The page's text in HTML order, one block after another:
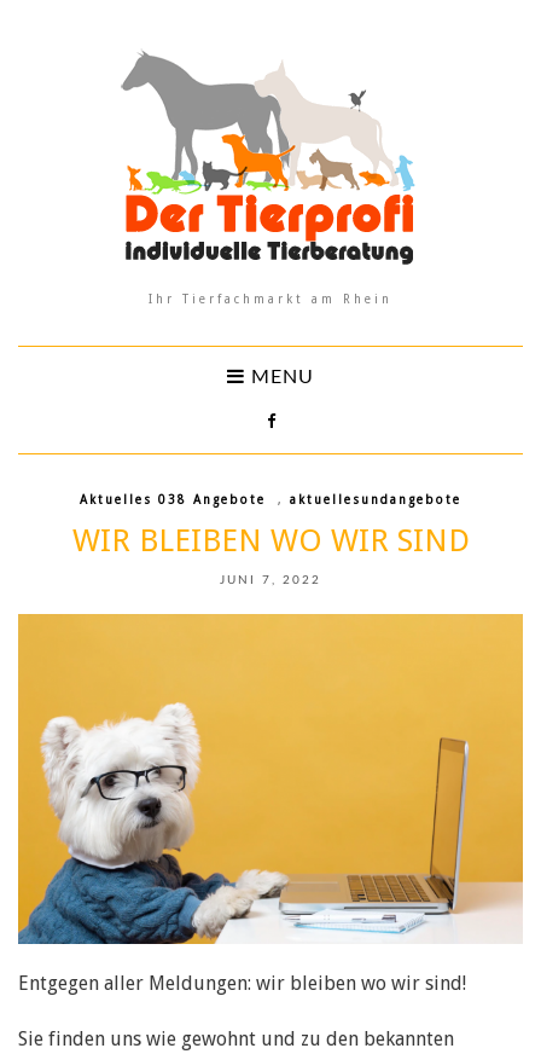
Ihr Tierfachmarkt am Rhein
MENU
Aktuelles 038 Angebote , aktuellesundangebote
WIR BLEIBEN WO WIR SIND
JUNI 7, 2022
Entgegen aller Meldungen: wir bleiben wo wir sind!
Sie finden uns wie gewohnt und zu den bekannten